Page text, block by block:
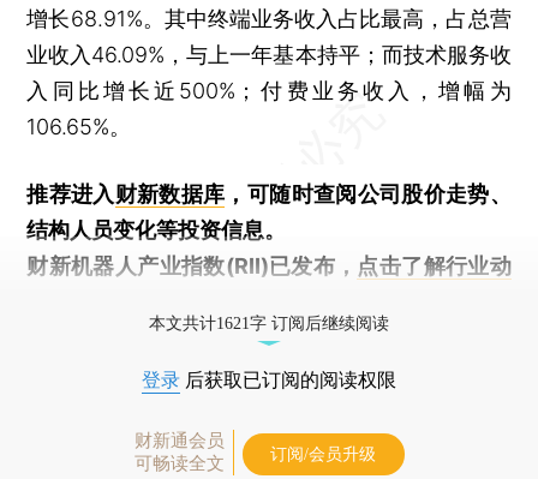
增长68.91%。其中终端业务收入占比最高，占总营
业收入46.09%，与上一年基本持平；而技术服务收
入同比增长近500%；付费业务收入，增幅为
106.65%。
推荐进入财新数据库 ，可随时查阅公司股价走势、
结构人员变化等投资信息。
财新机器人产业指数(RII)已发布， 点击了解行业动
本文共计1621字 订阅后继续阅读
登录 后获取已订阅的阅读权限
财新通会员
可畅读全文
订阅/会员升级